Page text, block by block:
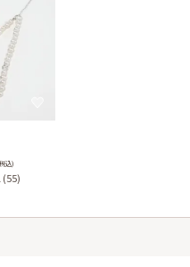
くく申し訳ございません…。 HP
の、「背中のひもでサイズ調整
」にチェックを入れて検索してい
ようになっております。 よろし
込)
(55)